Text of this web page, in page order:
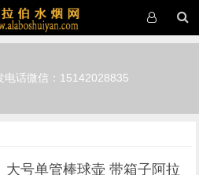
电话微信：15142028835
大号单管棒球壶 带箱子阿拉